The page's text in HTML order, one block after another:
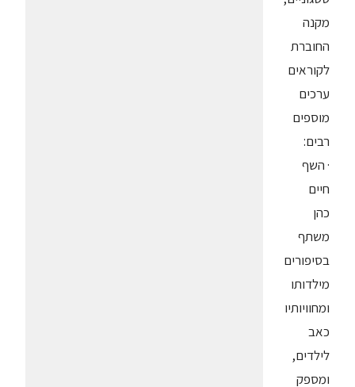
מקנה
החוברת
לקוראים
ערכים
מוספים
רבים:
· השף
חיים
כהן
משתף
בסיפורים
מילדותו
ומחוויותיו
כאב
לילדים,
ומספק